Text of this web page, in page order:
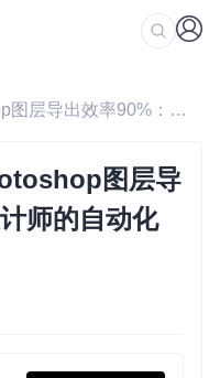
/ 3大核心功能提升Photoshop图层导出效率90%：专业设计师的自动化解决方案
图层导
师的自动化